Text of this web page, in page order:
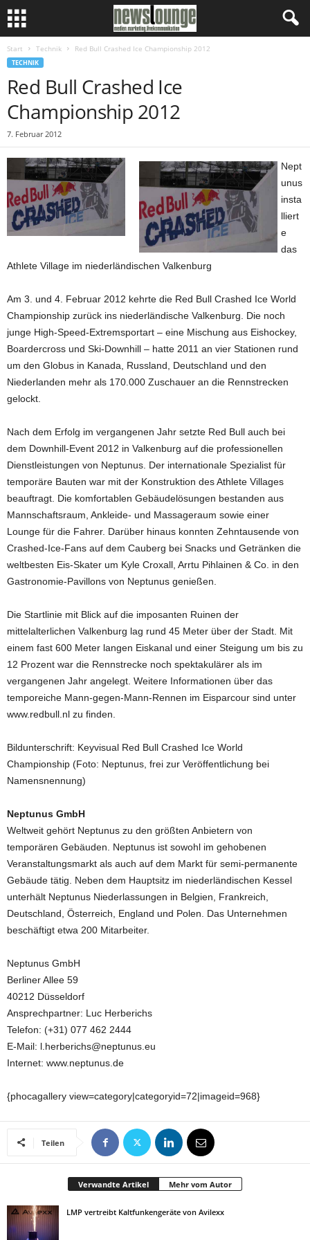
Start Technik Red Bull Crashed Ice Championship 2012
TECHNIK
Red Bull Crashed Ice
Championship 2012
7. Februar 2012
Nept
unus
insta
lliert
e
das
Athlete Village im niederländischen Valkenburg
Am 3. und 4. Februar 2012 kehrte die Red Bull Crashed Ice World
Championship zurück ins niederländische Valkenburg. Die noch
junge High-Speed-Extremsportart – eine Mischung aus Eishockey,
Boardercross und Ski-Downhill – hatte 2011 an vier Stationen rund
um den Globus in Kanada, Russland, Deutschland und den
Niederlanden mehr als 170.000 Zuschauer an die Rennstrecken
gelockt.
Nach dem Erfolg im vergangenen Jahr setzte Red Bull auch bei
dem Downhill-Event 2012 in Valkenburg auf die professionellen
Dienstleistungen von Neptunus. Der internationale Spezialist für
temporäre Bauten war mit der Konstruktion des Athlete Villages
beauftragt. Die komfortablen Gebäudelösungen bestanden aus
Mannschaftsraum, Ankleide- und Massageraum sowie einer
Lounge für die Fahrer. Darüber hinaus konnten Zehntausende von
Crashed-Ice-Fans auf dem Cauberg bei Snacks und Getränken die
weltbesten Eis-Skater um Kyle Croxall, Arrtu Pihlainen & Co. in den
Gastronomie-Pavillons von Neptunus genießen.
Die Startlinie mit Blick auf die imposanten Ruinen der
mittelalterlichen Valkenburg lag rund 45 Meter über der Stadt. Mit
einem fast 600 Meter langen Eiskanal und einer Steigung um bis zu
12 Prozent war die Rennstrecke noch spektakulärer als im
vergangenen Jahr angelegt. Weitere Informationen über das
temporeiche Mann-gegen-Mann-Rennen im Eisparcour sind unter
www.redbull.nl zu finden.
Bildunterschrift: Keyvisual Red Bull Crashed Ice World
Championship (Foto: Neptunus, frei zur Veröffentlichung bei
Namensnennung)
Neptunus GmbH
Weltweit gehört Neptunus zu den größten Anbietern von
temporären Gebäuden. Neptunus ist sowohl im gehobenen
Veranstaltungsmarkt als auch auf dem Markt für semi-permanente
Gebäude tätig. Neben dem Hauptsitz im niederländischen Kessel
unterhält Neptunus Niederlassungen in Belgien, Frankreich,
Deutschland, Österreich, England und Polen. Das Unternehmen
beschäftigt etwa 200 Mitarbeiter.
Neptunus GmbH
Berliner Allee 59
40212 Düsseldorf
Ansprechpartner: Luc Herberichs
Telefon: (+31) 077 462 2444
E-Mail: l.herberichs@neptunus.eu
Internet: www.neptunus.de
{phocagallery view=category|categoryid=72|imageid=968}
Teilen
Verwandte Artikel Mehr vom Autor
LMP vertreibt Kaltfunkengeräte von Avilexx